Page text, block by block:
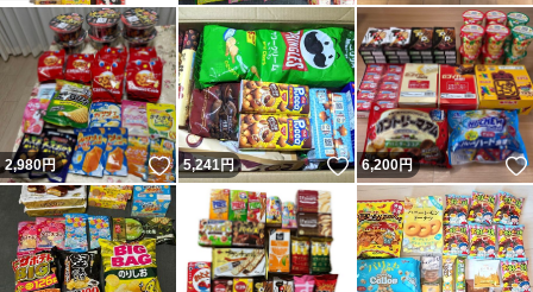
2,980円 いいね！
5,241円 いいね！
6,200円